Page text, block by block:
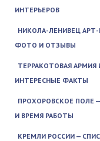
ИНТЕРЬЕРОВ
НИКОЛА-ЛЕНИВЕЦ АРТ-
ФОТО И ОТЗЫВЫ
ТЕРРАКОТОВАЯ
ИНТЕРЕСНЫЕ ФАКТЫ
ПРОХОРОВСКОЕ ПОЛЕ
И ВРЕМЯ РАБОТЫ
КРЕМЛИ РОССИИ —